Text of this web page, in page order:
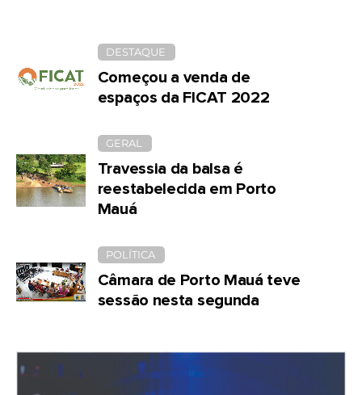
DESTAQUE
Começou a venda de
espaços da FICAT 2022
GERAL
Travessia da balsa é
reestabelecida em Porto
Mauá
POLÍTICA
Câmara de Porto Mauá teve
sessão nesta segunda